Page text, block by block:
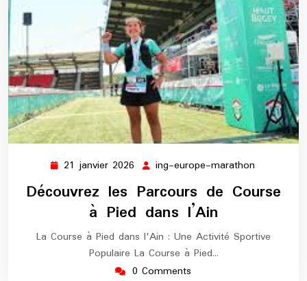
21 janvier 2026 21
janvier
2026
ing-europe-marathon
marathon
Découvrez les Parcours de Course
à Pied dans l’Ain
La Course à Pied dans l'Ain : Une Activité Sportive
Populaire La Course à Pied…
0 Comments